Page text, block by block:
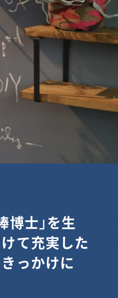
博士」を生
て充実した
っかけに